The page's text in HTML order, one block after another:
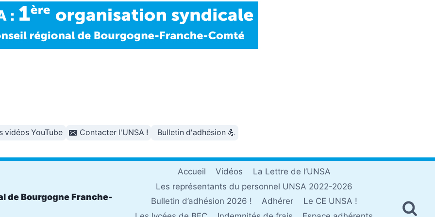
vidéos YouTube Contacter l'UNSA ! Bulletin d'adhésion 💪
de Bourgogne Franche-
Accueil Vidéos
La Lettre de l’UNSA
Les représentants du personnel UNSA 2022-2026
Bulletin d’adhésion 2026 !
Adhérer
Le CE UNSA !